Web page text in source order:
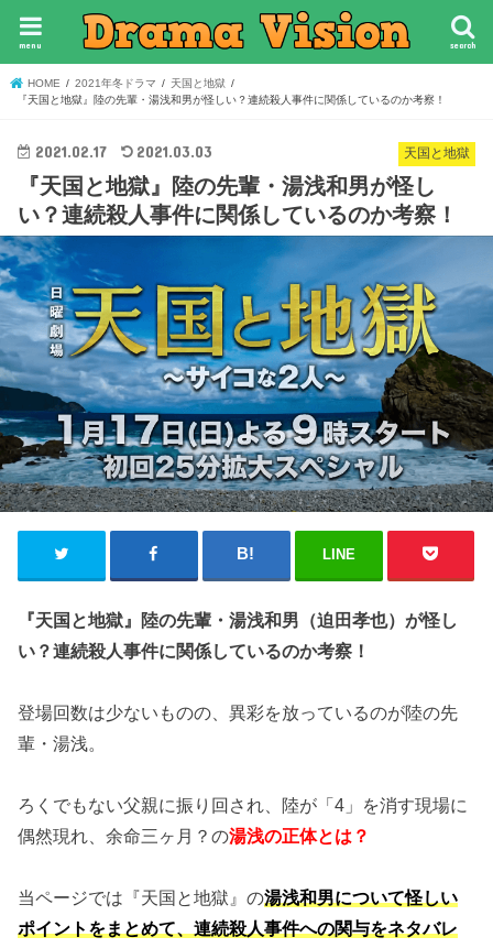
search
menu
HOME 2021年冬ドラマ
天国と地獄
『天国と地獄』陸の先輩・湯浅和男が怪しい？連続殺人事件に関係しているのか考察！
天国と地獄
2021.02.17 2021.03.03
『天国と地獄』陸の先輩・湯浅和男が怪し
い？連続殺人事件に関係しているのか考察！
LINE
『天国と地獄』陸の先輩・湯浅和男（迫田孝也）が怪し
い？連続殺人事件に関係しているのか考察！
登場回数は少ないものの、異彩を放っているのが陸の先
輩・湯浅。
ろくでもない父親に振り回され、陸が「4」を消す現場に
偶然現れ、余命三ヶ月？の湯浅の正体とは？
当ページでは『天国と地獄』の湯浅和男について怪しい
ポイントをまとめて、連続殺人事件への関与をネタバレ